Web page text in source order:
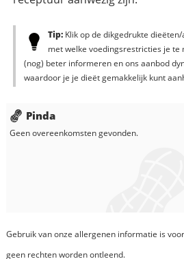
Tip:Klik op de dikgedrukte
met welke voedingsrestricties je te
(nog) beter informeren en ons aanbod
waardoor je je dieët gemakkelijk kunt
Pinda
Geen overeenkomsten gevonden.
Gebruik van onze allergenen informatie is
geen rechten worden ontleend.